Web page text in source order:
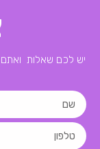
יש לכם שאלות ואתם